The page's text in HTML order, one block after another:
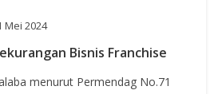
Mei 2024
Bisnis Franchise
menurut Permendag No.71